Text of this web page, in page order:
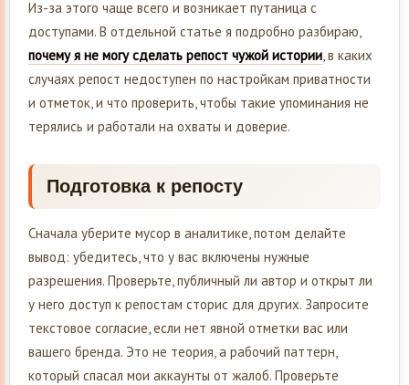
Из-за этого чаще всего и возникает путаница с
доступами. В отдельной статье я подробно разбираю,
почему я не могу сделать репост чужой истории, в каких
случаях репост недоступен по настройкам приватности
и отметок, и что проверить, чтобы такие упоминания не
терялись и работали на охваты и доверие.
Подготовка к репосту
Сначала уберите мусор в аналитике, потом делайте
вывод: убедитесь, что у вас включены нужные
разрешения. Проверьте, публичный ли автор и открыт ли
у него доступ к репостам сторис для других. Запросите
текстовое согласие, если нет явной отметки вас или
вашего бренда. Это не теория, а рабочий паттерн,
который спасал мои аккаунты от жалоб. Проверьте